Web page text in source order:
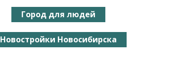
Город для людей
Новостройки Новосибирска